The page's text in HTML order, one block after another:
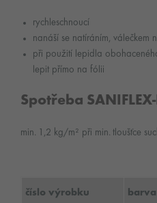
rychleschnoucí
nanáší se natíráním, válečkem
při použití lepidla
lepit přímo na fólii
Spotřeba SANIFLEX-
min. 1,2 kg/m² při min. tloušťce
číslo výrobku barva